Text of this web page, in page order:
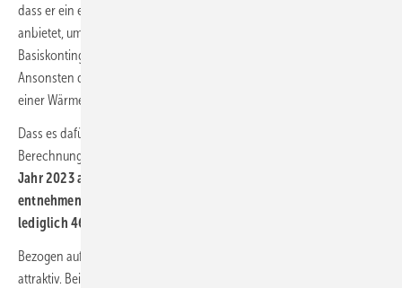
dass er ein einfaches und im Voraus zu kalkulierendes Verfahren
anbietet, um auch für neu installierte Wärmepumpen das
Basiskontingent der Strompreisbremse zur Verfügung zu stellen.
Ansonsten dürfte an vielen Orten die Heizungsmodernisierung mit
einer Wärmepumpe unattraktiv sein.
Dass es dafür auch finanziellen Spielraum gibt, zeigt das
Berechnungsbeispiel:
Jahr 2023 aus dem Doppelwumms-Budget rund 1031 Euro
entnehmen, eine stattdessen neu installierte Wärmepumpe
lediglich 469 Euro.
Bezogen auf die Betriebskosten ist eine neue Wärmepumpe weiterhin
attraktiv. Bei den gewählten Annahmen ließen sich im Jahr 2023 bei